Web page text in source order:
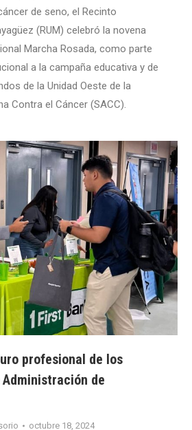
de seno, el Recinto
(RUM) celebró la novena
Marcha Rosada, como parte
a la campaña educativa y de
de la Unidad Oeste de la
Contra el Cáncer (SACC).
profesional de los
de
octubre 18, 2024